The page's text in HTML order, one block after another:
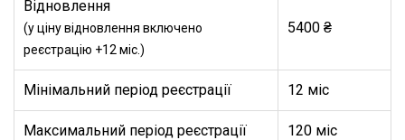
Відновлення
(у ціну відновлення включено
реєстрацію +12 міс.)
5400 ₴
Мінімальний період реєстрації 12 міс
Максимальний період реєстрації 120 міс